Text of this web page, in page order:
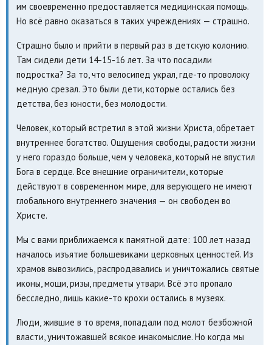
им своевременно предоставляется медицинская помощь.
Но всё равно оказаться в таких учреждениях — страшно.
Страшно было и прийти в первый раз в детскую колонию.
Там сидели дети 14-15-16 лет. За что посадили
подростка? За то, что велосипед украл, где-то проволоку
медную срезал. Это были дети, которые остались без
детства, без юности, без молодости.
Человек, который встретил в этой жизни Христа, обретает
внутреннее богатство. Ощущения свободы, радости жизни
у него гораздо больше, чем у человека, который не впустил
Бога в сердце. Все внешние ограничители, которые
действуют в современном мире, для верующего не имеют
глобального внутреннего значения — он свободен во
Христе.
Мы с вами приближаемся к памятной дате: 100 лет назад
началось изъятие большевиками церковных ценностей. Из
храмов вывозились, распродавались и уничтожались святые
иконы, мощи, ризы, предметы утвари. Всё это пропало
бесследно, лишь какие-то крохи остались в музеях.
Люди, жившие в то время, попадали под молот безбожной
власти, уничтожавшей всякое инакомыслие. Но когда мы